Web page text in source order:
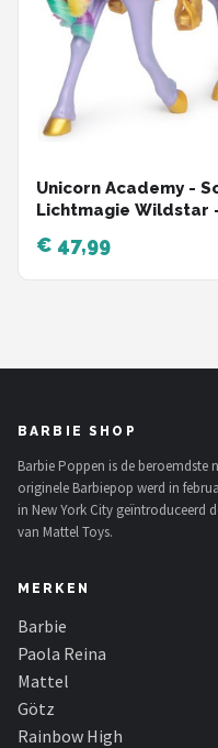
Unicorn Academy -
Lichtmagie Wildstar
Eenhoorn met licht
€ 47,99
BARBIE SHOP
Barbie Poppen is de beroemdste
originele Barbiepop werd in
in New York City geïntroduceerd
van Mattel Toys.
MERKEN
Barbie
Paola Reina
Mattel
Götz
Rainbow High